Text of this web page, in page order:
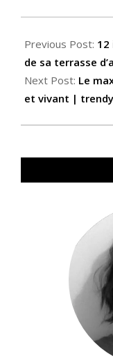
Previous Post: 12
de sa terrasse
Next Post: Le
et vivant | trendy